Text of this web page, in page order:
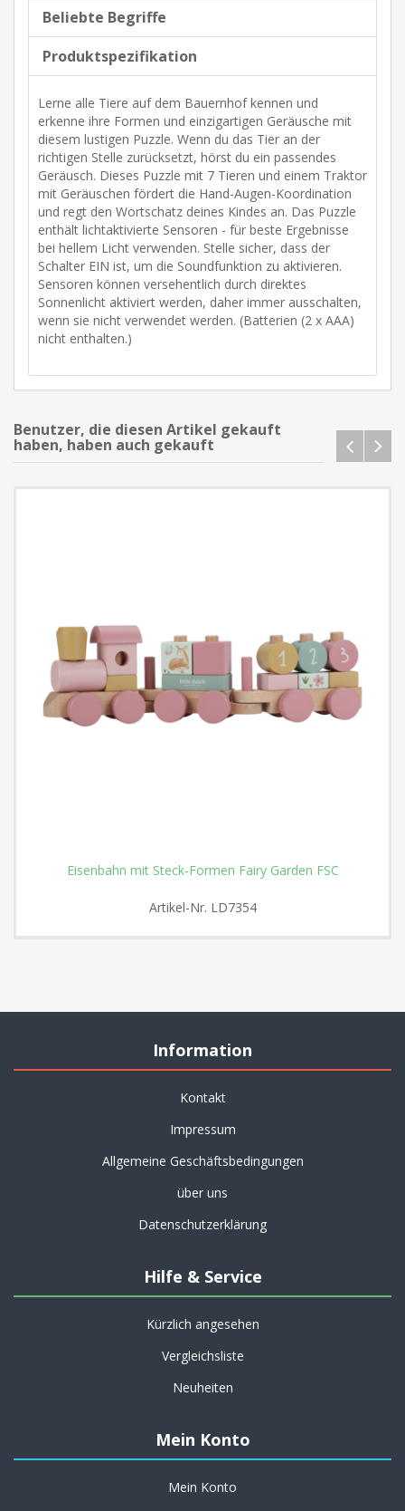
Beliebte Begriffe
Produktspezifikation
Lerne alle Tiere auf dem Bauernhof kennen und
erkenne ihre Formen und einzigartigen Geräusche mit
diesem lustigen Puzzle. Wenn du das Tier an der
richtigen Stelle zurücksetzt, hörst du ein passendes
Geräusch. Dieses Puzzle mit 7 Tieren und einem Traktor
mit Geräuschen fördert die Hand-Augen-Koordination
und regt den Wortschatz deines Kindes an. Das Puzzle
enthält lichtaktivierte Sensoren - für beste Ergebnisse
bei hellem Licht verwenden. Stelle sicher, dass der
Schalter EIN ist, um die Soundfunktion zu aktivieren.
Sensoren können versehentlich durch direktes
Sonnenlicht aktiviert werden, daher immer ausschalten,
wenn sie nicht verwendet werden. (Batterien (2 x AAA)
nicht enthalten.)
Benutzer, die diesen Artikel gekauft
haben, haben auch gekauft
Eisenbahn mit Steck-Formen Fairy Garden FSC
Artikel-Nr. LD7354
Information
Kontakt
Impressum
Allgemeine Geschäftsbedingungen
über uns
Datenschutzerklärung
Hilfe & Service
Kürzlich angesehen
Vergleichsliste
Neuheiten
Mein Konto
Mein Konto